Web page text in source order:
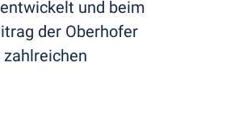
und beim
der Oberhofer